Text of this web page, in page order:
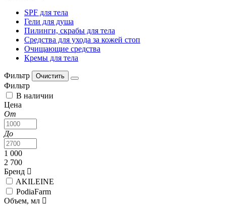
SPF для тела
Гели для душа
Пилинги, скрабы для тела
Средства для ухода за кожей стоп
Очищающие средства
Кремы для тела
Фильтр
Фильтр
В наличии
Цена
От
До
1 000
2 700
Бренд
AKILEINE
PodiaFarm
Объем, мл